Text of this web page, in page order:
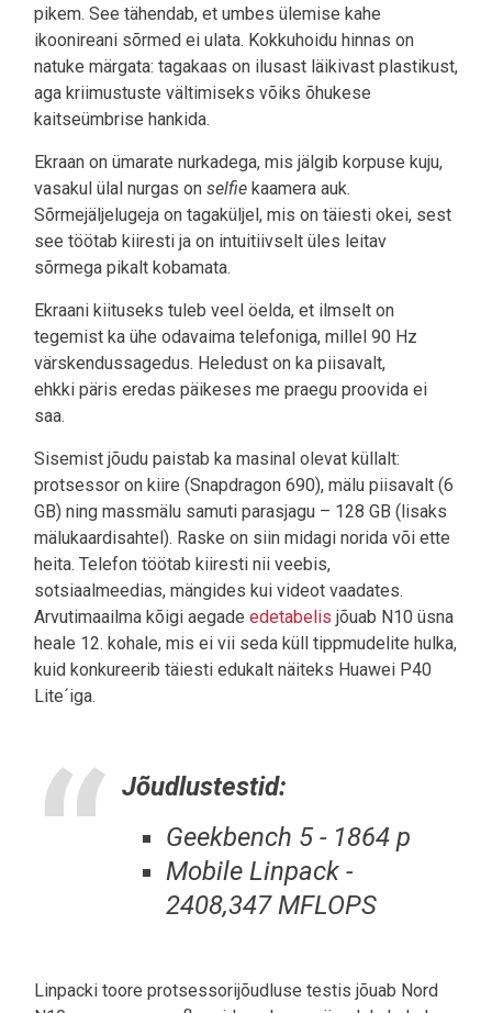
pikem. See tähendab, et umbes ülemise kahe
ikoonireani sõrmed ei ulata. Kokkuhoidu hinnas on
natuke märgata: tagakaas on ilusast läikivast plastikust,
aga kriimustuste vältimiseks võiks õhukese
kaitseümbrise hankida.
Ekraan on ümarate nurkadega, mis jälgib korpuse kuju,
vasakul ülal nurgas on selfie kaamera auk.
Sõrmejäljelugeja on tagaküljel, mis on täiesti okei, sest
see töötab kiiresti ja on intuitiivselt üles leitav
sõrmega pikalt kobamata.
Ekraani kiituseks tuleb veel öelda, et ilmselt on
tegemist ka ühe odavaima telefoniga, millel 90 Hz
värskendussagedus. Heledust on ka piisavalt,
ehkki päris eredas päikeses me praegu proovida ei
saa.
Sisemist jõudu paistab ka masinal olevat küllalt:
protsessor on kiire (Snapdragon 690), mälu piisavalt (6
GB) ning massmälu samuti parasjagu – 128 GB (lisaks
mälukaardisahtel). Raske on siin midagi norida või ette
heita. Telefon töötab kiiresti nii veebis,
sotsiaalmeedias, mängides kui videot vaadates.
Arvutimaailma kõigi aegade edetabelis jõuab N10 üsna
heale 12. kohale, mis ei vii seda küll tippmudelite hulka,
kuid konkureerib täiesti edukalt näiteks Huawei P40
Lite´iga.
Jõudlustestid:
Geekbench 5 - 1864 p
Mobile Linpack -
2408,347 MFLOPS
Linpacki toore protsessorijõudluse testis jõuab Nord